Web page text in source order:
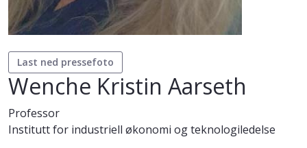
Last ned pressefoto
Wenche Kristin Aarseth
Professor
Institutt for industriell økonomi og teknologiledelse